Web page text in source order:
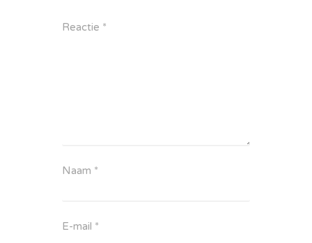
Reactie *
Naam *
E-mail *